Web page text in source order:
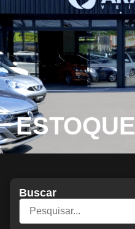
ESTOQUE
Buscar